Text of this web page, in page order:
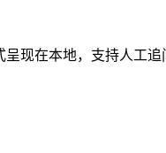
现在本地，支持人工